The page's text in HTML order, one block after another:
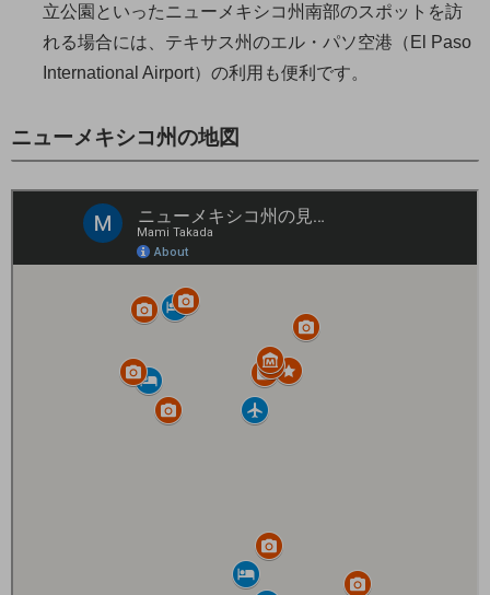
立公園といったニューメキシコ州南部のスポットを訪
れる場合には、テキサス州のエル・パソ空港（El Paso
International Airport）の利用も便利です。
ニューメキシコ州の地図